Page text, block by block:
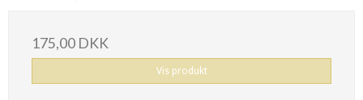
175,00 DKK
Vis produkt